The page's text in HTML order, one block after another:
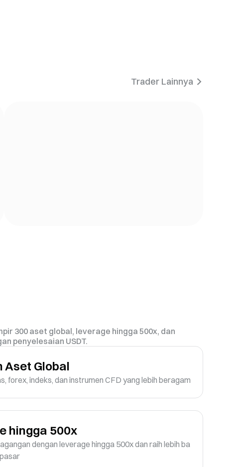
Trader Lainnya
300 aset global, leverage hingga 500x, dan
penyelesaian USDT.
Aset Global
forex, indeks, dan instrumen CFD yang lebih beragam
hingga 500x
dengan leverage hingga 500x dan raih lebih ba